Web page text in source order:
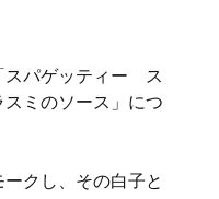
スパゲッティー ス
ミのソース」につ
クし、その白子と